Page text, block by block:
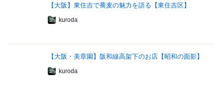
【大阪】東住吉で蕎麦の魅力を語る【東住吉区】
kuroda
【大阪・美章園】阪和線高架下のお店【昭和の面影】
kuroda